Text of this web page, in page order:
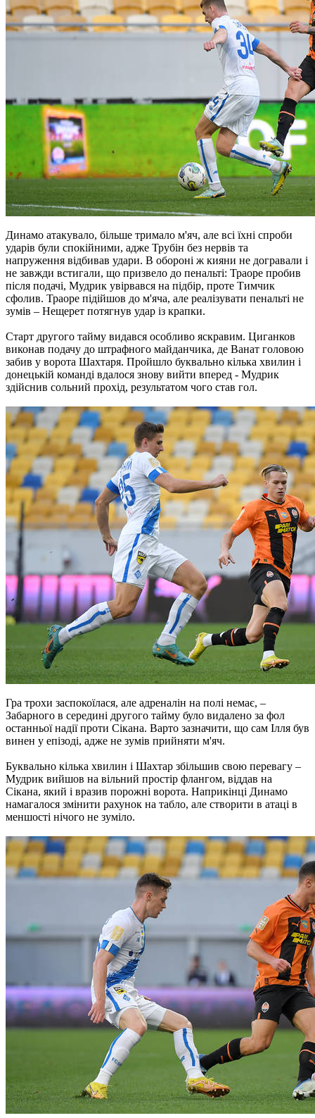
Динамо атакувало, більше тримало м'яч, але всі їхні спроби
ударів були спокійними, адже Трубін без нервів та
напруження відбивав удари. В обороні ж кияни не догравали і
не завжди встигали, що призвело до пенальті: Траоре пробив
після подачі, Мудрик увірвався на підбір, проте Тимчик
сфолив. Траоре підійшов до м'яча, але реалізувати пенальті не
зумів – Нещерет потягнув удар із крапки.
Старт другого тайму видався особливо яскравим. Циганков
виконав подачу до штрафного майданчика, де Ванат головою
забив у ворота Шахтаря. Пройшло буквально кілька хвилин і
донецькій команді вдалося знову вийти вперед - Мудрик
здійснив сольний прохід, результатом чого став гол.
Гра трохи заспокоїлася, але адреналін на полі немає, –
Забарного в середині другого тайму було видалено за фол
останньої надії проти Сікана. Варто зазначити, що сам Ілля був
винен у епізоді, адже не зумів прийняти м'яч.
Буквально кілька хвилин і Шахтар збільшив свою перевагу –
Мудрик вийшов на вільний простір флангом, віддав на
Сікана, який і вразив порожні ворота. Наприкінці Динамо
намагалося змінити рахунок на табло, але створити в атаці в
меншості нічого не зуміло.